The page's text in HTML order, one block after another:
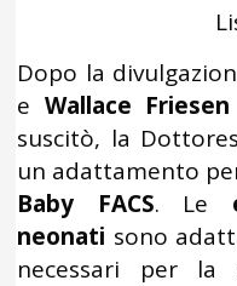
Dopo la
e Wallace Friesen
suscitò, la
un adattamento
Baby FACS. Le
neonati sono
necessari per la